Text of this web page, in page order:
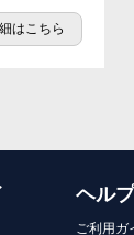
はこちら
ヘルプ
ご利用ガ